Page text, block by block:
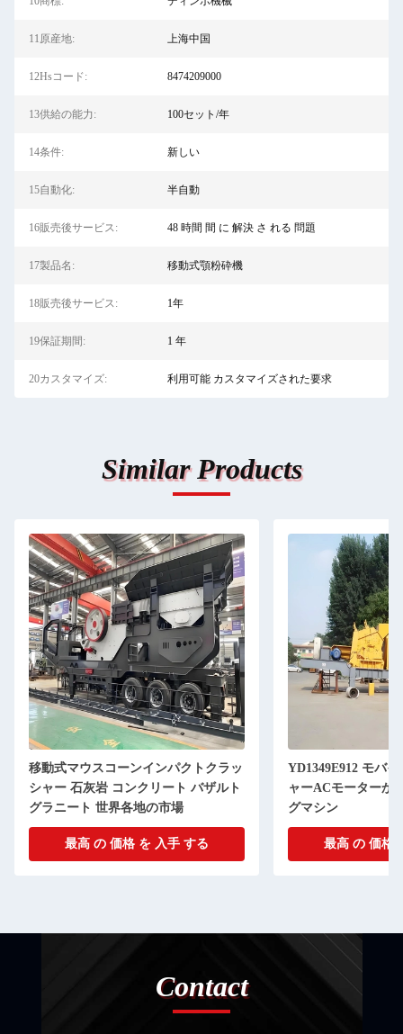
11原産地: 上海中国
12Hsコード: 8474209000
13供給の能力: 100セット/年
14条件: 新しい
15自動化: 半自動
16販売後サービス: 48 時間 間 に 解決 さ れる 問題
17製品名: 移動式顎粉砕機
18販売後サービス: 1年
19保証期間: 1 年
20カスタマイズ: 利用可能 カスタマイズされた要求
Similar Products
移動式マウスコーンインパクトクラッ
シャー 石灰岩 コンクリート バザルト
グラニート 世界各地の市場
最高 の 価格 を 入手 する
YD1349E912 モバ
ャーACモーターか
グマシン
最高 の 価格
Contact